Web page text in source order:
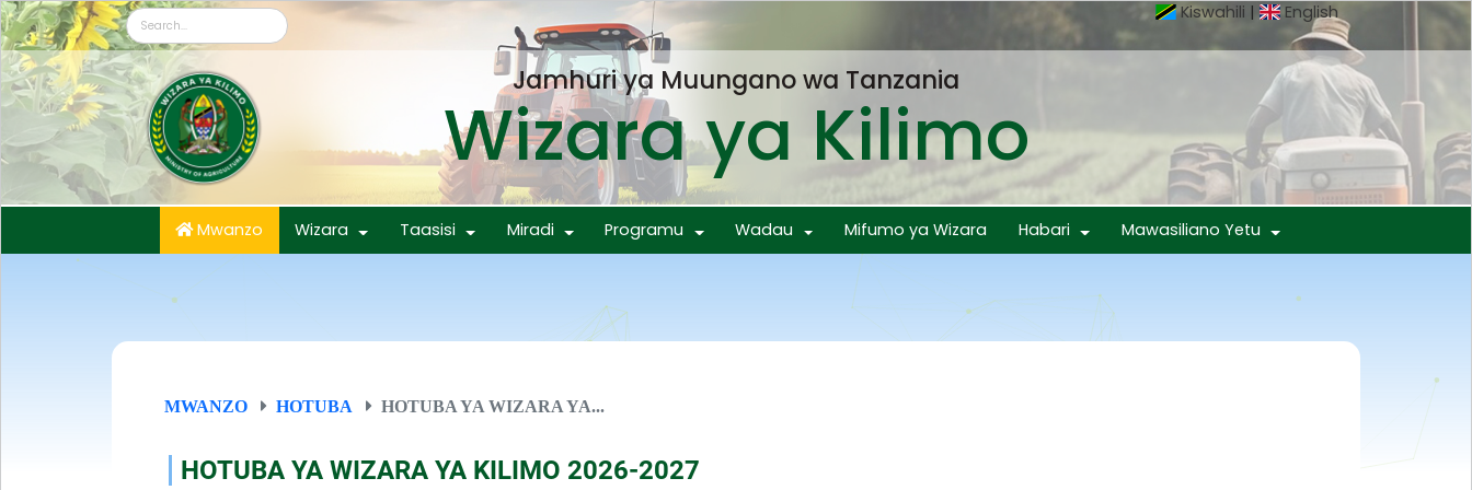
Kiswahili | English
Jamhuri ya Muungano wa Tanzania
Wizara ya Kilimo
Mwanzo Wizara Taasisi Miradi Programu Wadau Mifumo ya Wizara Habari Mawasiliano Yetu
MWANZO HOTUBA HOTUBA YA WIZARA YA...
HOTUBA YA WIZARA YA KILIMO 2026-2027